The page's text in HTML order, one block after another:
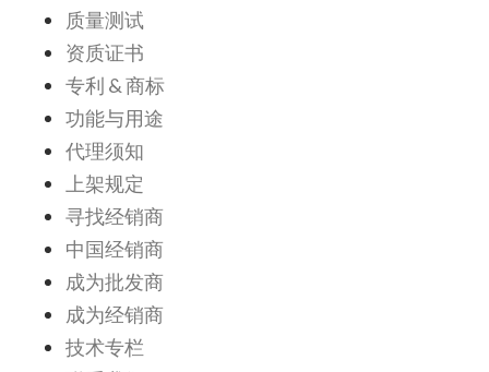
质量测试
资质证书
专利 & 商标
功能与用途
代理须知
上架规定
寻找经销商
中国经销商
成为批发商
成为经销商
技术专栏